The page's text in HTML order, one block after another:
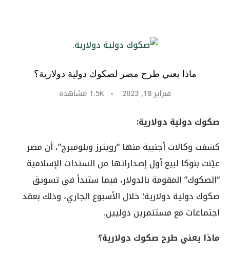
ماذا يعني طرح مصر لصكوك دولية دولارية؟
فبراير 18, 2023 1.5K مشاهدة
صكوك دولية دولارية:
كشفت وكالات أجنبية منها “رويترز وبلومبرج”، أن مصر
عيّنت بنوكا لبيع أول إصداراتها من السندات الإسلامية
“الصكوك” المقومة بالدولار، فيما ستبدأ في تسويق
صكوك دولية دولارية؛ خلال الأسبوع الجاري، وذلك بعقد
اجتماعات مع مستثمرين دوليين.
ماذا يعني طرح صكوك دولارية؟